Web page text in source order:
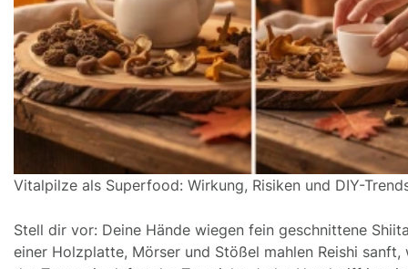
Vitalpilze als Superfood: Wirkung, Risiken und DIY-
Stell dir vor: Deine Hände wiegen fein geschnittene
einer Holzplatte, Mörser und Stößel mahlen Reishi sanft,